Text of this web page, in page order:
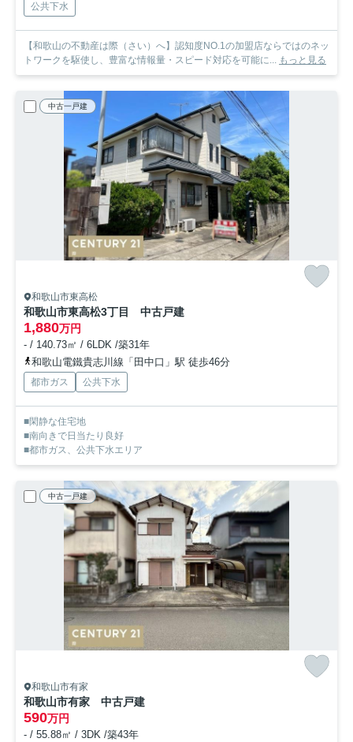
公共下水
【和歌山の不動産は際（さい）へ】認知度NO.1の加盟店ならではのネッ
トワークを駆使し、豊富な情報量・スピード対応を可能に... もっと見る
中古一戸建
和歌山市東高松
和歌山市東高松3丁目 中古戸建
1,880万円
- / 140.73㎡ / 6LDK /築31年
和歌山電鐵貴志川線「田中口」駅 徒歩46分
都市ガス 公共下水
■閑静な住宅地
■南向きで日当たり良好
■都市ガス、公共下水エリア
中古一戸建
和歌山市有家
和歌山市有家 中古戸建
590万円
- / 55.88㎡ / 3DK /築43年